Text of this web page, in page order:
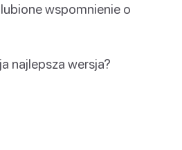
wspomnienie o
najlepsza wersja?